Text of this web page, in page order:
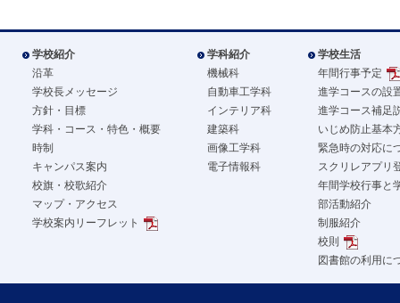
学校紹介
沿革
学校長メッセージ
方針・目標
学科・コース・特色・概要
時制
キャンパス案内
校旗・校歌紹介
マップ・アクセス
学校案内リーフレット
学科紹介
機械科
自動車工学科
インテリア科
建築科
画像工学科
電子情報科
学校生活
年間行事予定
進学コースの設
進学コース補足
いじめ防止基本
緊急時の対応に
スクリレアプリ
年間学校行事と
部活動紹介
制服紹介
校則
図書館の利用に